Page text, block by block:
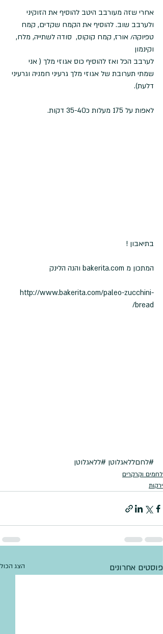
אחרי שזה מעורבב היטב להוסיף את הזוקיני
ולערבב שוב. להוסיף את הקמח שקדים, קמח
טפיוקה/ אורז, קמח קוקוס,  סודה לשתייה, מלח,
וקינמון
לערבב הכל ואז להוסיף כוס אגוזי מלך ( אני
שמתי תערובת של אגוזי מלך גרעיני חמניה וגרעיני
דלעת).
לאפות על 175 מעלות כ35-40 דקות.
בתיאבון !
המתכון מ bakerita.com והנה הלינק
http://www.bakerita.com/paleo-zucchini-
bread/
#לחםללאגלוטן #ללאגלוטן
לחמים וקרקרים
ירקות
פוסטים אחרונים הצג הכול